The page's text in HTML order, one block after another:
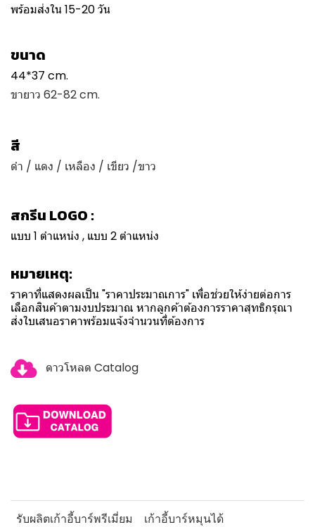
พร้อมส่งใน 15-20 วัน
ขนาด
44*37 cm.
ขายาว 62-82 cm.
สี
ดำ / แดง / เหลือง / เขียว /ขาว
สกรีน LOGO :
แบบ 1 ตำแหน่ง , แบบ 2 ตำแหน่ง
หมายเหตุ:
ราคาที่แสดงผลเป็น "ราคาประมาณการ" เพื่อช่วยให้ง่ายต่อการ
เลือกสินค้าตามงบประมาณ หากลูกค้าต้องการราคาสุทธิกรุณา
ส่งใบเสนอราคาพร้อมแจ้งจำนวนที่ต้องการ
ดาวโหลด Catalog
รับผลิตเก้าอี้บาร์พรีเมี่ยม เก้าอี้บาร์หมุนได้